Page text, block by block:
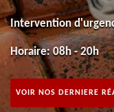
Intervention
Horaire: 08h - 20h
VOIR NOS DERNIERE